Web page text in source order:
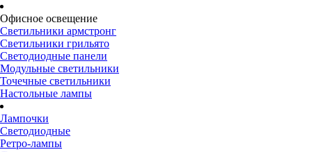
Офисное освещение
Светильники армстронг
Светильники грильято
Светодиодные панели
Модульные светильники
Точечные светильники
Настольные лампы
Лампочки
Светодиодные
Ретро-лампы